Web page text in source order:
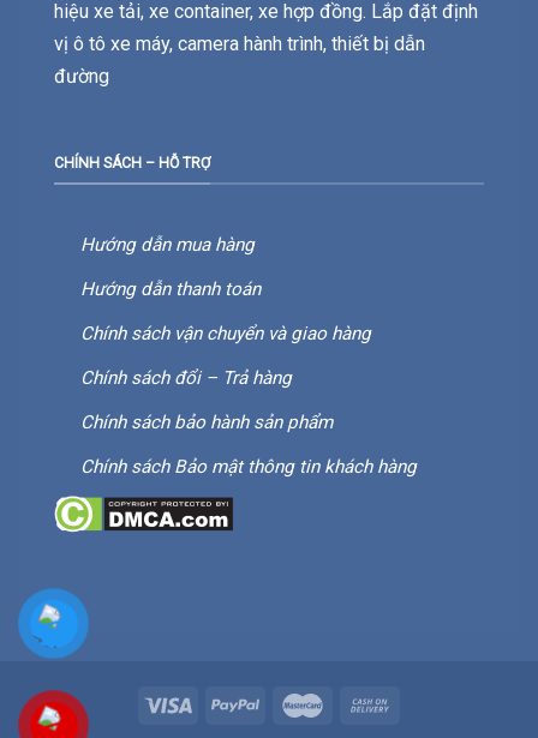
hiệu xe tải, xe container, xe hợp đồng. Lắp đặt định
vị ô tô xe máy, camera hành trình, thiết bị dẫn
đường
CHÍNH SÁCH – HỖ TRỢ
Hướng dẫn mua hàng
Hướng dẫn thanh toán
Chính sách vận chuyển và giao hàng
Chính sách đổi – Trả hàng
Chính sách bảo hành sản phẩm
Chính sách Bảo mật thông tin khách hàng